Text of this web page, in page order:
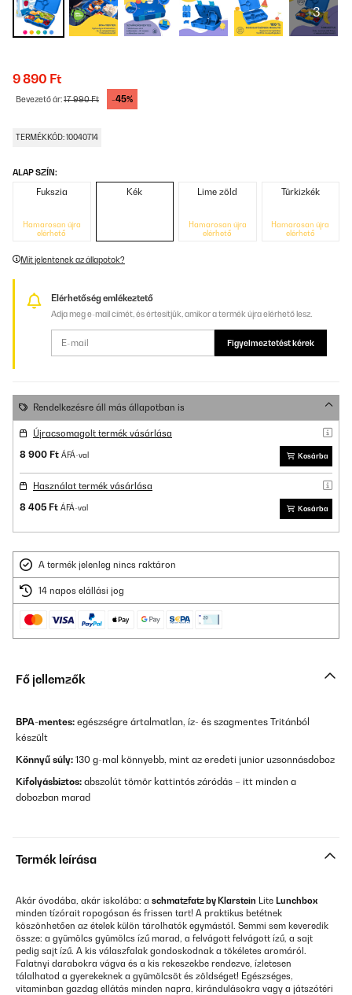
+3
9 890 Ft
Bevezető ár:17 990 Ft -45%
TERMÉKKÓD: 10040714
ALAP SZÍN:
Fukszia
Hamarosan újra
elérhető
Kék Lime zöld
Hamarosan újra
elérhető
Türkizkék
Hamarosan újra
elérhető
Mit jelentenek az állapotok?
Elérhetőség emlékeztető
Adja meg e-mail címét, és értesítjük, amikor a termék újra elérhető lesz.
Figyelmeztetést kérek
Rendelkezésre áll más állapotban is
Újracsomagolt termék vásárlása
8 900 Ft ÁFÁ-val Kosárba
Használat termék vásárlása
8 405 Ft ÁFÁ-val Kosárba
A termék jelenleg nincs raktáron
14 napos elállási jog
Fő jellemzők
BPA-mentes: egészségre ártalmatlan, íz- és szagmentes Tritánból
készült
Könnyű súly: 130 g-mal könnyebb, mint az eredeti junior uzsonnásdoboz
Kifolyásbiztos: abszolút tömör kattintós záródás – itt minden a
dobozban marad
Termék leírása
Akár óvodába, akár iskolába: a schmatzfatz by Klarstein Lite Lunchbox
minden tízórait ropogósan és frissen tart! A praktikus betétnek
köszönhetően az ételek külön tárolhatók egymástól. Semmi sem keveredik
össze: a gyümölcs gyümölcs ízű marad, a felvágott felvágott ízű, a sajt
pedig sajt ízű. A kis válaszfalak gondoskodnak a tökéletes aromáról.
Falatnyi darabokra vágva és a kis rekeszekbe rendezve, ízletesen
tálalhatod a gyerekeknek a gyümölcsöt és zöldséget! Egészséges,
vitaminban gazdag ellátás minden napra, kirándulásokra vagy a játszótéri